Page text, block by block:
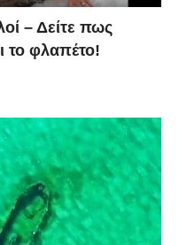
– Δείτε πως
το φλαπέτο!